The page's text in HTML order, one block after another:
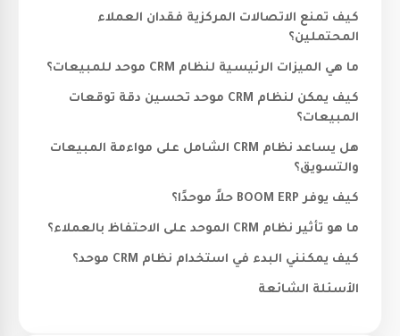
كيف تمنع الاتصالات المركزية فقدان العملاء
المحتملين؟
ما هي الميزات الرئيسية لنظام CRM موحد للمبيعات؟
كيف يمكن لنظام CRM موحد تحسين دقة توقعات
المبيعات؟
هل يساعد نظام CRM الشامل على مواءمة المبيعات
والتسويق؟
كيف يوفر BOOM ERP حلاً موحدًا؟
ما هو تأثير نظام CRM الموحد على الاحتفاظ بالعملاء؟
كيف يمكنني البدء في استخدام نظام CRM موحد؟
الأسئلة الشائعة